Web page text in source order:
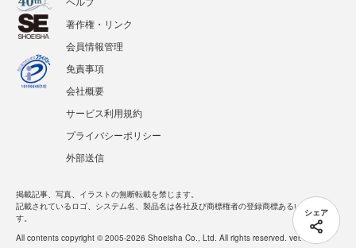
シェア
著作権・リンク
会員情報管理
免責事項
会社概要
サービス利用規約
プライバシーポリシー
外部送信
掲載記事、写真、イラストの無断転載を禁じます。
記載されているロゴ、システム名、製品名は各社及び商標権者の登録商標あるいは商標で
す。
All contents copyright © 2005-2026 Shoeisha Co., Ltd. All rights reserved. ver.1.5